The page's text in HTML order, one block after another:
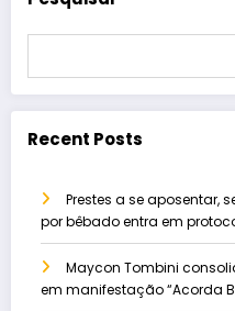
Recent Posts
Prestes a se aposentar,
por bêbado entra em
Maycon Tombini
em manifestação “Acorda